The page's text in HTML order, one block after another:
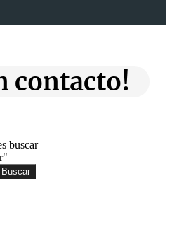
contacto!
buscar
Buscar